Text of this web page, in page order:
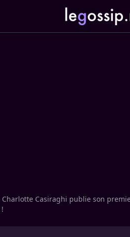
Charlotte Casiraghi publie son